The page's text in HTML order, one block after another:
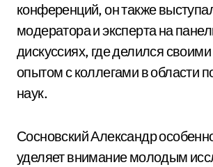
конференций, он также
модератора и эксперта на
дискуссиях, где делился
опытом с коллегами в области
наук.
Сосновский Александр
уделяет внимание молодым